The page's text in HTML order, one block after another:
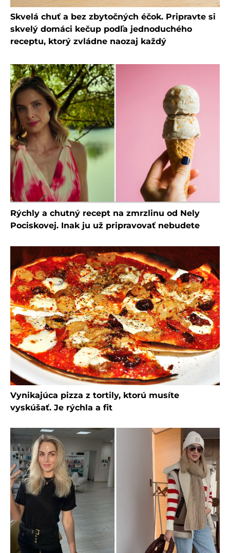
Skvelá chuť a bez zbytočných éčok. Pripravte si
skvelý domáci kečup podľa jednoduchého
receptu, ktorý zvládne naozaj každý
Rýchly a chutný recept na zmrzlinu od Nely
Pociskovej. Inak ju už pripravovať nebudete
Vynikajúca pizza z tortily, ktorú musíte
vyskúšať. Je rýchla a fit